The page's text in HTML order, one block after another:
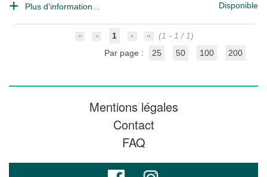
Plus d'information... Disponible
1
(1 - 1 / 1)
Par page :
25 50 100 200
Mentions légales
Contact
FAQ